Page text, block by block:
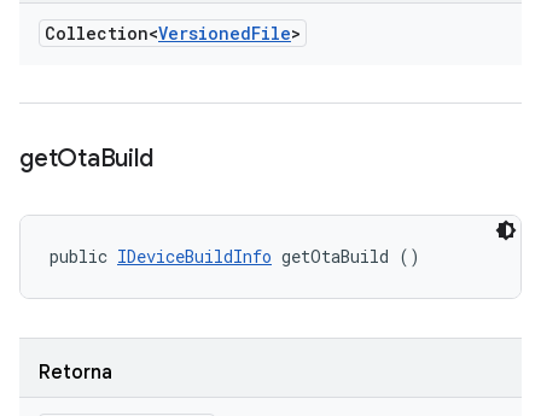
Collection<VersionedFile>
getOtaBuild
public IDeviceBuildInfo getOtaBuild ()
Retorna